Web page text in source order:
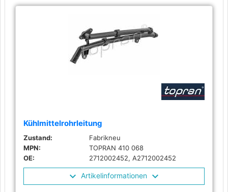
Kühlmittelrohrleitung
Zustand:
Fabrikneu
MPN:
TOPRAN 410 068
OE:
2712002452, A2712002452
Artikelinformationen